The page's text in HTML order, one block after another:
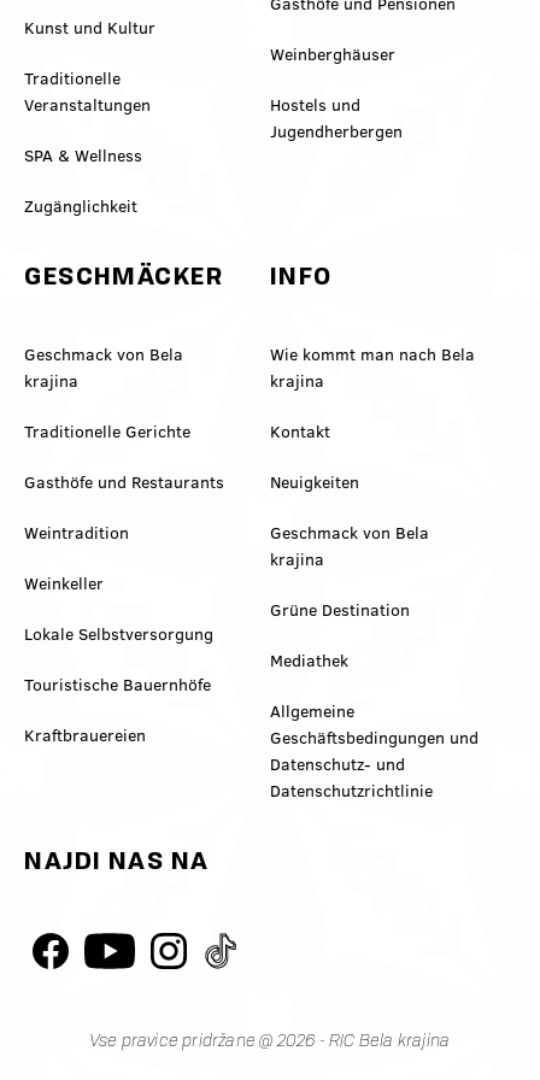
Kunst und Kultur
Traditionelle
Veranstaltungen
SPA & Wellness
Zugänglichkeit
Weinberghäuser
Hostels und
Jugendherbergen
GESCHMÄCKER
Geschmack von Bela
krajina
Traditionelle Gerichte
Gasthöfe und Restaurants
Weintradition
Weinkeller
Lokale Selbstversorgung
Touristische Bauernhöfe
Kraftbrauereien
INFO
Wie kommt man nach Bela
krajina
Kontakt
Neuigkeiten
Geschmack von Bela
krajina
Grüne Destination
Mediathek
Allgemeine
Geschäftsbedingungen und
Datenschutz- und
Datenschutzrichtlinie
NAJDI NAS NA
Vse pravice pridržane @ 2026 - RIC Bela krajina